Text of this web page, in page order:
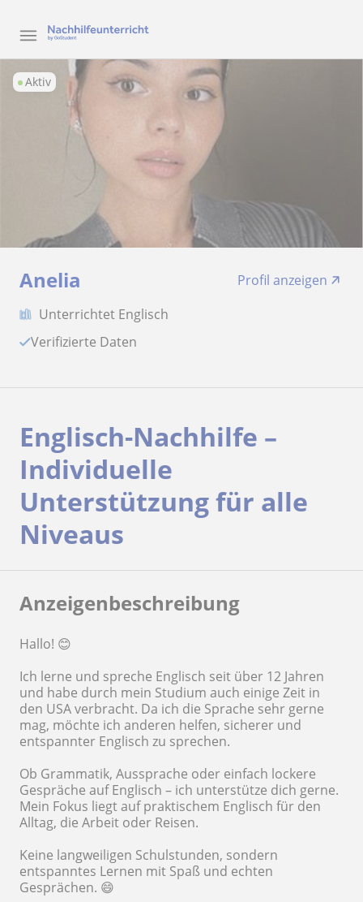
Aktiv
Anelia
Profil anzeigen
Unterrichtet Englisch
Verifizierte Daten
Englisch-Nachhilfe –
Individuelle
Unterstützung für alle
Niveaus
Anzeigenbeschreibung
Hallo! 😊
Ich lerne und spreche Englisch seit über 12 Jahren
und habe durch mein Studium auch einige Zeit in
den USA verbracht. Da ich die Sprache sehr gerne
mag, möchte ich anderen helfen, sicherer und
entspannter Englisch zu sprechen.
Ob Grammatik, Aussprache oder einfach lockere
Gespräche auf Englisch – ich unterstütze dich gerne.
Mein Fokus liegt auf praktischem Englisch für den
Alltag, die Arbeit oder Reisen.
Keine langweiligen Schulstunden, sondern
entspanntes Lernen mit Spaß und echten
Gesprächen. 😄